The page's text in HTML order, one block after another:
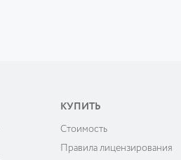
КУПИТЬ
Cтоимость
Правила лицензирования